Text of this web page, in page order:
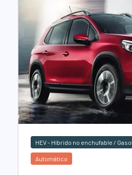
HEV - Híbrido no enchufable /
Automático